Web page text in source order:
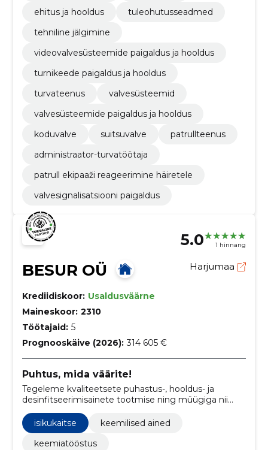
ehitus ja hooldus
tuleohutusseadmed
tehniline jälgimine
videovalvesüsteemide paigaldus ja hooldus
turnikeede paigaldus ja hooldus
turvateenus
valvesüsteemid
valvesüsteemide paigaldus ja hooldus
koduvalve
suitsuvalve
patrullteenus
administraator-turvatöötaja
patrull ekipaaži reageerimine häiretele
valvesignalisatsiooni paigaldus
5.0 1 hinnang
BESUR OÜ Harjumaa
Krediidiskoor: Usaldusväärne
Maineskoor: 2310
Töötajaid: 5
Prognooskäive (2026): 314 605 €
Puhtus, mida väärite!
Tegeleme kvaliteetsete puhastus-, hooldus- ja
desinfitseerimisainete tootmise ning müügiga nii
professionaalseks kui ka koduseks kasutamiseks.
isikukaitse
keemilised ained
keemiatööstus